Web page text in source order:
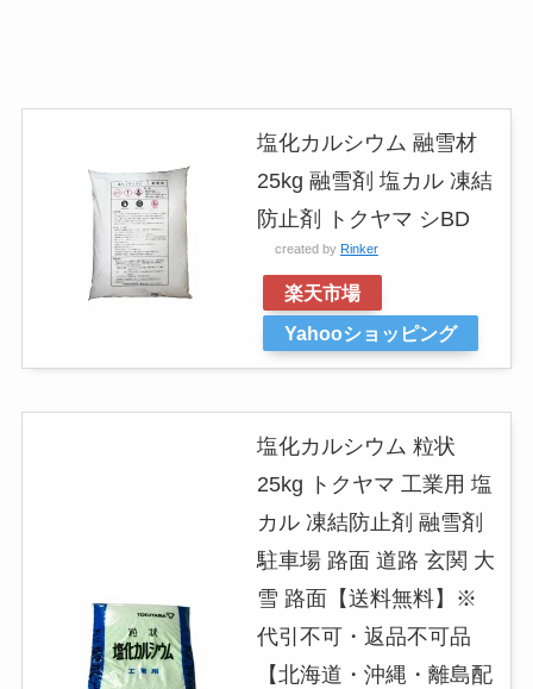
塩化カルシウム 融雪材
25kg 融雪剤 塩カル 凍結
防止剤 トクヤマ シBD
created by Rinker
楽天市場
Yahooショッピング
塩化カルシウム 粒状
25kg トクヤマ 工業用 塩
カル 凍結防止剤 融雪剤
駐車場 路面 道路 玄関 大
雪 路面【送料無料】※
代引不可・返品不可品
【北海道・沖縄・離島配